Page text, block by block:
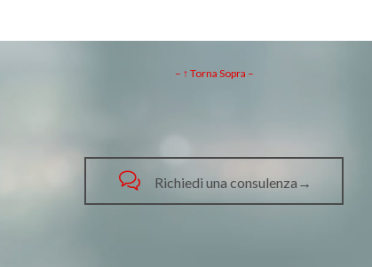
– ↑ Torna Sopra –
 Richiedi una consulenza→